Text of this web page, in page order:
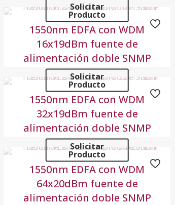
Solicitar
Producto
1550nm EDFA con WDM
16x19dBm fuente de
alimentación doble SNMP
Solicitar
Producto
1550nm EDFA con WDM
32x19dBm fuente de
alimentación doble SNMP
Solicitar
Producto
1550nm EDFA con WDM
64x20dBm fuente de
alimentación doble SNMP